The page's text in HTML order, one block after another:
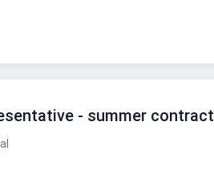
- summer contract